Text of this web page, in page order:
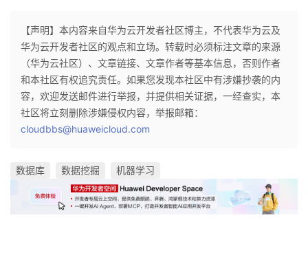
【声明】本内容来自华为云开发者社区博主，不代表华为云及
华为云开发者社区的观点和立场。转载时必须标注文章的来源
（华为云社区）、文章链接、文章作者等基本信息，否则作者
和本社区有权追究责任。如果您发现本社区中有涉嫌抄袭的内
容，欢迎发送邮件进行举报，并提供相关证据，一经查实，本
社区将立刻删除涉嫌侵权内容，举报邮箱：
cloudbbs@huaweicloud.com
数据库 数据挖掘 机器学习